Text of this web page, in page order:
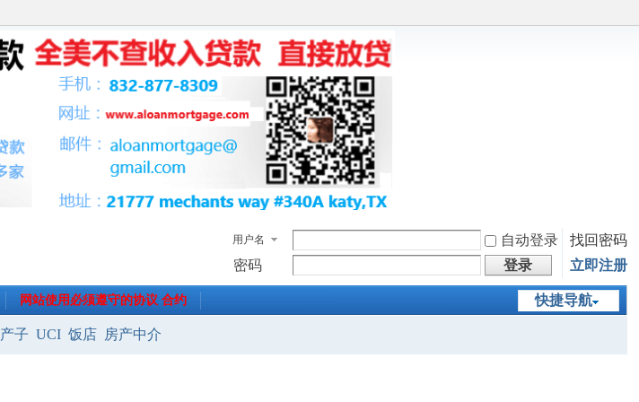
用户名 自动登录
找回密码
密码
登录 立即注册
快捷导航
网站使用必须遵守的协议 合约
产子 UCI 饭店 房产中介